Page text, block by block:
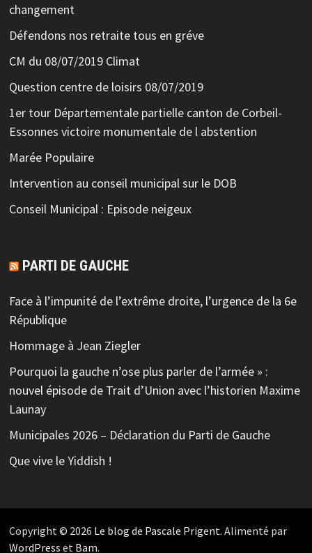
changement
Défendons nos retraite tous en gréve
CM du 08/07/2019 Climat
Question centre de loisirs 08/07/2019
1er tour Départementale partielle canton de Corbeil-
Essonnes victoire monumentale de l abstention
Marée Populaire
Intervention au conseil municipal sur le DOB
Conseil Municipal : Episode neigeux
PARTI DE GAUCHE
Face à l’impunité de l’extrême droite, l’urgence de la 6e
République
Hommage à Jean Ziegler
Pourquoi la gauche n’ose plus parler de l’armée » :
nouvel épisode de Trait d’Union avec l’historien Maxime
Launay
Municipales 2026 – Déclaration du Parti de Gauche
Que vive le Yiddish !
Copyright © 2026 Le blog de Pascale Prigent. Alimenté par
WordPress et Bam.